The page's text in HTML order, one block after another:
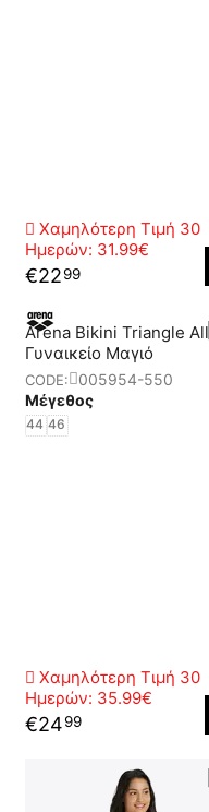
Χαμηλότερη Τιμή 30
Ημερών: 31.99€
€2299
Arena Bikini Triangle All
Γυναικείο Μαγιό
CODE:
005954-550
Μέγεθος
44 46
Χαμηλότερη Τιμή 30
Ημερών: 35.99€
€2499